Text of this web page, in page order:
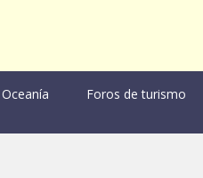
Oceanía Foros de turismo